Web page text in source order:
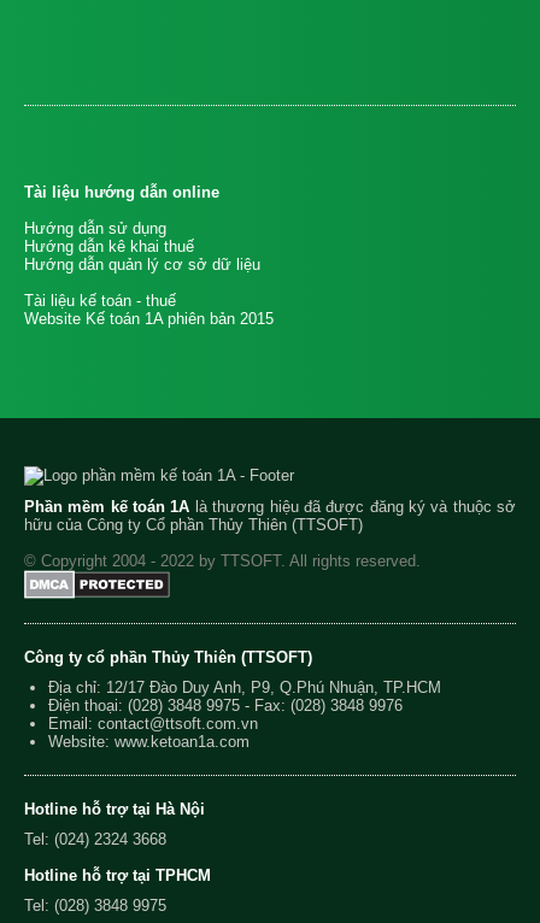
Tài liệu hướng dẫn online
Hướng dẫn sử dụng
Hướng dẫn kê khai thuế
Hướng dẫn quản lý cơ sở dữ liệu
Tài liệu kế toán - thuế
Website Kế toán 1A phiên bản 2015
Phần mềm kế toán 1A là thương hiệu đã được đăng ký và thuộc sở
hữu của Công ty Cổ phần Thủy Thiên (TTSOFT)
© Copyright 2004 - 2022 by TTSOFT. All rights reserved.
Công ty cổ phần Thủy Thiên (TTSOFT)
Địa chỉ: 12/17 Đào Duy Anh, P9, Q.Phú Nhuận, TP.HCM
Điện thoại: (028) 3848 9975 - Fax: (028) 3848 9976
Email: contact@ttsoft.com.vn
Website: www.ketoan1a.com
Hotline hỗ trợ tại Hà Nội
Tel: (024) 2324 3668
Hotline hỗ trợ tại TPHCM
Tel: (028) 3848 9975